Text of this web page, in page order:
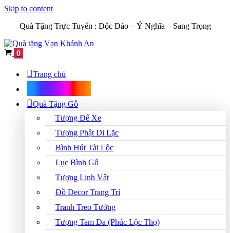
Skip to content
Quà Tặng Trực Tuyến : Độc Đáo – Ý Nghĩa – Sang Trọng
Cart
0
Trang chủ
Quà Tặng Gỗ
Tượng Để Xe
Tượng Phật Di Lặc
Bình Hút Tài Lộc
Lục Bình Gỗ
Tượng Linh Vật
Đồ Decor Trang Trí
Tranh Treo Tường
Tượng Tam Đa (Phúc Lộc Thọ)